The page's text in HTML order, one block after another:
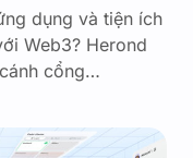
dụng và tiện ích
Web3? Herond
cổng…